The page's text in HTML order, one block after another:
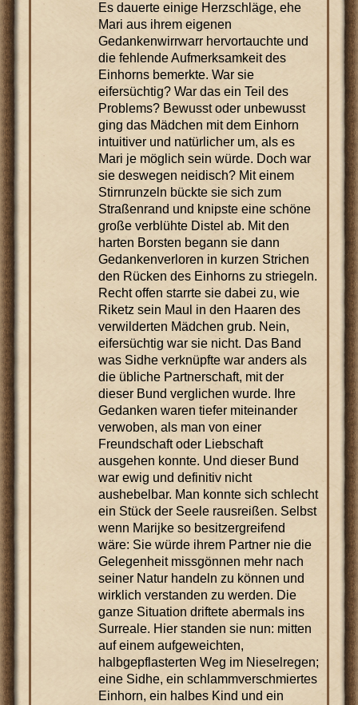
Es dauerte einige Herzschläge, ehe
Mari aus ihrem eigenen
Gedankenwirrwarr hervortauchte und
die fehlende Aufmerksamkeit des
Einhorns bemerkte. War sie
eifersüchtig? War das ein Teil des
Problems? Bewusst oder unbewusst
ging das Mädchen mit dem Einhorn
intuitiver und natürlicher um, als es
Mari je möglich sein würde. Doch war
sie deswegen neidisch? Mit einem
Stirnrunzeln bückte sie sich zum
Straßenrand und knipste eine schöne
große verblühte Distel ab. Mit den
harten Borsten begann sie dann
Gedankenverloren in kurzen Strichen
den Rücken des Einhorns zu striegeln.
Recht offen starrte sie dabei zu, wie
Riketz sein Maul in den Haaren des
verwilderten Mädchen grub. Nein,
eifersüchtig war sie nicht. Das Band
was Sidhe verknüpfte war anders als
die übliche Partnerschaft, mit der
dieser Bund verglichen wurde. Ihre
Gedanken waren tiefer miteinander
verwoben, als man von einer
Freundschaft oder Liebschaft
ausgehen konnte. Und dieser Bund
war ewig und definitiv nicht
aushebelbar. Man konnte sich schlecht
ein Stück der Seele rausreißen. Selbst
wenn Marijke so besitzergreifend
wäre: Sie würde ihrem Partner nie die
Gelegenheit missgönnen mehr nach
seiner Natur handeln zu können und
wirklich verstanden zu werden. Die
ganze Situation driftete abermals ins
Surreale. Hier standen sie nun: mitten
auf einem aufgeweichten,
halbgepflasterten Weg im Nieselregen;
eine Sidhe, ein schlammverschmiertes
Einhorn, ein halbes Kind und ein